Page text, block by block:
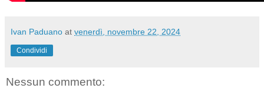
Ivan Paduano at venerdì, novembre 22, 2024
Condividi
Nessun commento: